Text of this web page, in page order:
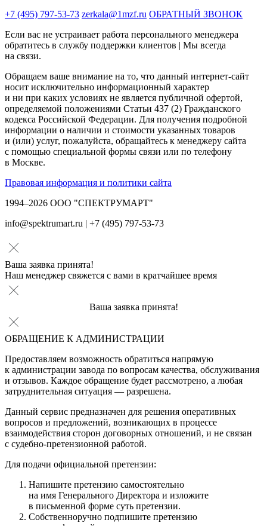
+7 (495) 797-53-73 zerkala@1mzf.ru ОБРАТНЫЙ ЗВОНОК
Если вас не устраивает работа персонального менеджера
обратитесь в службу поддержки клиентов | Мы всегда
на связи.
Обращаем ваше внимание на то, что данный интернет-сайт
носит исключительно информационный характер
и ни при каких условиях не является публичной офертой,
определяемой положениями Статьи 437 (2) Гражданского
кодекса Российской Федерации. Для получения подробной
информации о наличии и стоимости указанных товаров
и (или) услуг, пожалуйста, обращайтесь к менеджеру сайта
с помощью специальной формы связи или по телефону
в Москве.
Правовая информация и политики сайта
1994–2026 ООО "СПЕКТРУМАРТ"
info@spektrumart.ru | +7 (495) 797-53-73
Ваша заявка принята!
Наш менеджер свяжется с вами в кратчайшее время
Ваша заявка принята!
ОБРАЩЕНИЕ К АДМИНИСТРАЦИИ
Предоставляем возможность обратиться напрямую
к администрации завода по вопросам качества, обслуживания
и отзывов. Каждое обращение будет рассмотрено, а любая
затруднительная ситуация — разрешена.
Данный сервис предназначен для решения оперативных
вопросов и предложений, возникающих в процессе
взаимодействия сторон договорных отношений, и не связан
с судебно-претензионной работой.
Для подачи официальной претензии:
Напишите претензию самостоятельно
на имя Генерального Директора и изложите
в письменной форме суть претензии.
Собственноручно подпишите претензию